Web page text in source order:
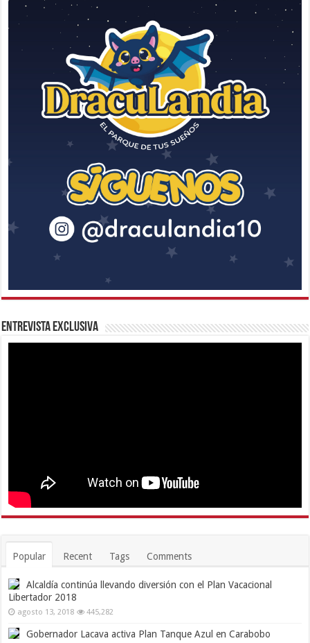
Entrevista Exclusiva
Popular Recent Tags Comments
Alcaldía continúa llevando diversión con el Plan Vacacional
Libertador 2018
agosto 13, 2018 445,282
Gobernador Lacava activa Plan Tanque Azul en Carabobo